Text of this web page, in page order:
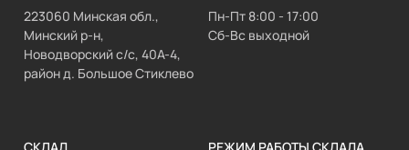
223060 Минская обл.,
Минский р-н,
Новодворский с/с, 40А-4,
район д. Большое Стиклево
Пн-Пт 8:00 - 17:00
Сб-Вс выходной